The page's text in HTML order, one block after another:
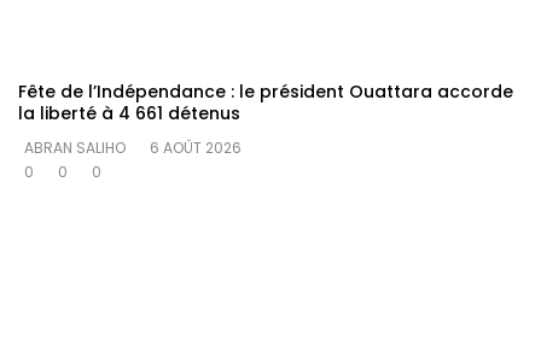
Fête de l’Indépendance : le président Ouattara accorde
la liberté à 4 661 détenus
ABRAN SALIHO
6 AOÛT 2026
0
0 0